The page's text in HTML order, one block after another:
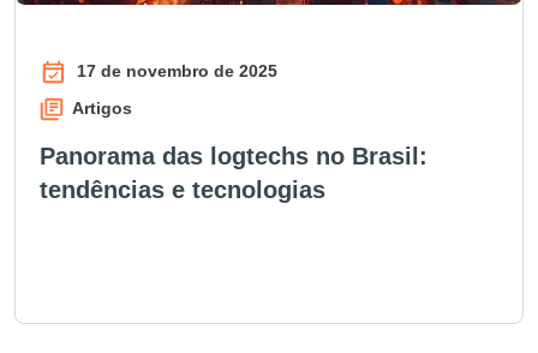
17 de novembro de 2025
Artigos
Panorama das logtechs no Brasil:
tendências e tecnologias